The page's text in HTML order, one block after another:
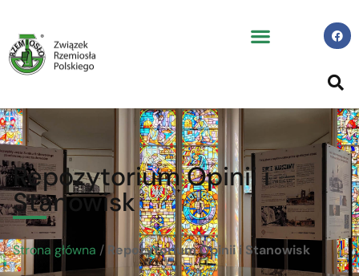
Repozytorium Opinii i
Stanowisk
Strona główna / Repozytorium Opinii i Stanowisk